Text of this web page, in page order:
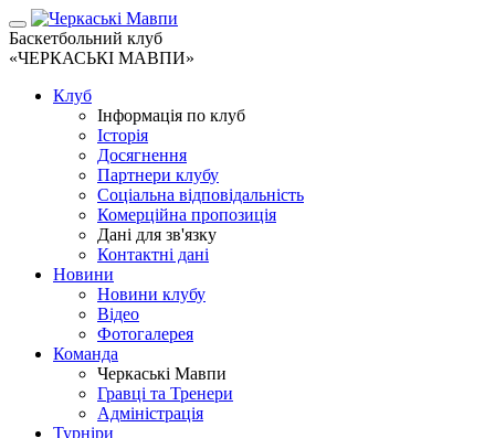
Баскетбольний клуб
«ЧЕРКАСЬКІ МАВПИ»
Клуб
Інформація по клуб
Історія
Досягнення
Партнери клубу
Соціальна відповідальність
Комерційна пропозиція
Дані для зв'язку
Контактні дані
Новини
Новини клубу
Відео
Фотогалерея
Команда
Черкаські Мавпи
Гравці та Тренери
Адміністрація
Турніри